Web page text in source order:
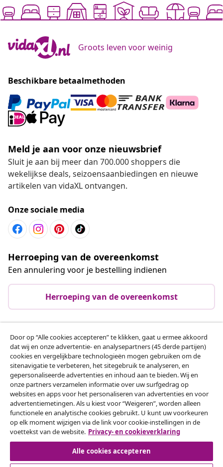
Groots leven voor weinig
Beschikbare betaalmethoden
Meld je aan voor onze nieuwsbrief
Sluit je aan bij meer dan 700.000 shoppers die
wekelijkse deals, seizoensaanbiedingen en nieuwe
artikelen van vidaXL ontvangen.
Onze sociale media
Herroeping van de overeenkomst
Een annulering voor je bestelling indienen
Herroeping van de overeenkomst
Klantenservice
Zakelijk
vidaXL
Ontdek meer
Door op “Alle cookies accepteren” te klikken, gaat u ermee akkoord
dat wij en onze advertentie- en analysepartners (45 derde partijen)
cookies en vergelijkbare technologieën mogen gebruiken om de
sitenavigatie te verbeteren, het sitegebruik te analyseren, en
gepersonaliseerde advertenties en inhoud aan te bieden. Wij en
onze partners verzamelen informatie over uw surfgedrag op
websites en apps voor het personaliseren van advertenties en voor
advertentiemetingen. Als u kiest voor “Weigeren”, worden alleen
functionele en analytische cookies gebruikt. U kunt uw voorkeuren
op elk moment wijzigen via de link voor cookie-instellingen in de
voettekst van de website. Privacy- en cookieverklaring
Alle cookies accepteren